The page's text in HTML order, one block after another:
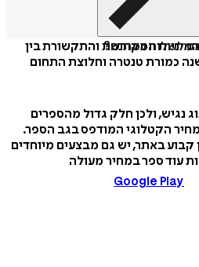
לשלוח כמתנה?
המקודשת והתקשורת בין
כמורת טנטרה וחלוצת התחום
נגיש, ולכן חלק גדול מהספרים
הקטלוגי המודפס בגב הספר.
באתר, יש גם מבצעים מיוחדים
עוד ספר במחיר מעולה
Google Play